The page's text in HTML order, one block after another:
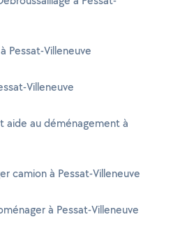
Pessat-Villeneuve
Villeneuve
aide au déménagement à
camion à Pessat-Villeneuve
à Pessat-Villeneuve